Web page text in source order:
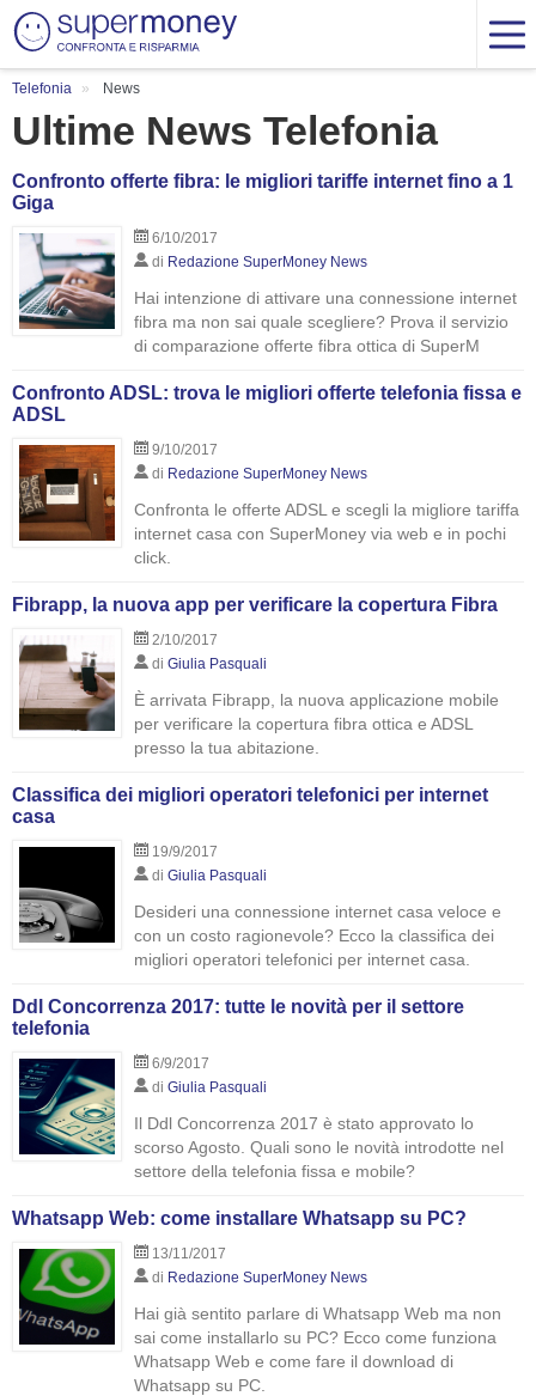
Telefonia News
Ultime News Telefonia
Confronto offerte fibra: le migliori tariffe internet fino a 1
Giga
6/10/2017
di Redazione SuperMoney News
Hai intenzione di attivare una connessione internet
fibra ma non sai quale scegliere? Prova il servizio
di comparazione offerte fibra ottica di SuperM
Confronto ADSL: trova le migliori offerte telefonia fissa e
ADSL
9/10/2017
di Redazione SuperMoney News
Confronta le offerte ADSL e scegli la migliore tariffa
internet casa con SuperMoney via web e in pochi
click.
Fibrapp, la nuova app per verificare la copertura Fibra
2/10/2017
di Giulia Pasquali
È arrivata Fibrapp, la nuova applicazione mobile
per verificare la copertura fibra ottica e ADSL
presso la tua abitazione.
Classifica dei migliori operatori telefonici per internet
casa
19/9/2017
di Giulia Pasquali
Desideri una connessione internet casa veloce e
con un costo ragionevole? Ecco la classifica dei
migliori operatori telefonici per internet casa.
Ddl Concorrenza 2017: tutte le novità per il settore
telefonia
6/9/2017
di Giulia Pasquali
Il Ddl Concorrenza 2017 è stato approvato lo
scorso Agosto. Quali sono le novità introdotte nel
settore della telefonia fissa e mobile?
Whatsapp Web: come installare Whatsapp su PC?
13/11/2017
di Redazione SuperMoney News
Hai già sentito parlare di Whatsapp Web ma non
sai come installarlo su PC? Ecco come funziona
Whatsapp Web e come fare il download di
Whatsapp su PC.